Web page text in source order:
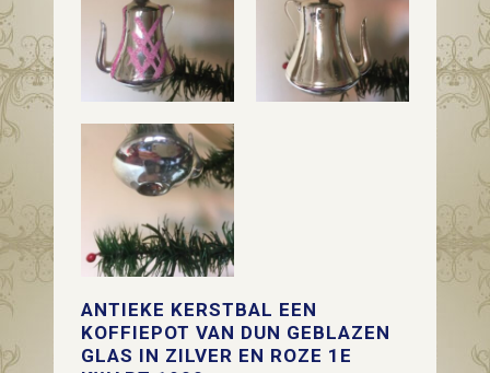
ANTIEKE KERSTBAL EEN
KOFFIEPOT VAN DUN GEBLAZEN
GLAS IN ZILVER EN ROZE 1E